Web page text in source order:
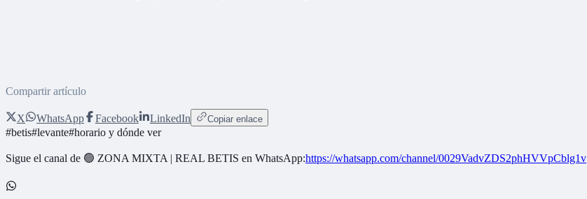
Compartir artículo
X WhatsApp Facebook LinkedIn Copiar enlace
#betis#levante#horario y dónde ver
Sigue el canal de 🟢 ZONA MIXTA | REAL BETIS en WhatsApp:https://whatsapp.com/channel/0029VadvZDS2phHVVpCblg1v